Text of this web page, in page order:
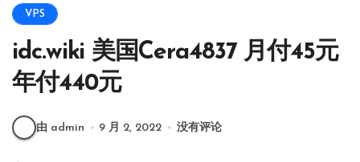
VPS
idc.wiki 美国Cera4837 月付45元
年付440元
由 admin 9 月 2, 2022 没有评论